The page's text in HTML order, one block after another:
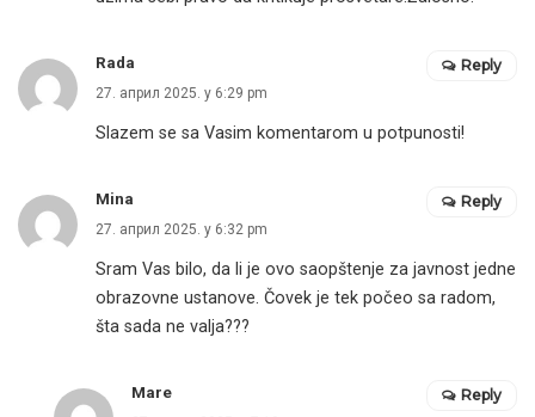
Rada
27. април 2025. у 6:29 pm
Slazem se sa Vasim komentarom u potpunosti!
Reply
Mina
27. април 2025. у 6:32 pm
Sram Vas bilo, da li je ovo saopštenje za javnost jedne
obrazovne ustanove. Čovek je tek počeo sa radom,
šta sada ne valja???
Reply
Mare Reply